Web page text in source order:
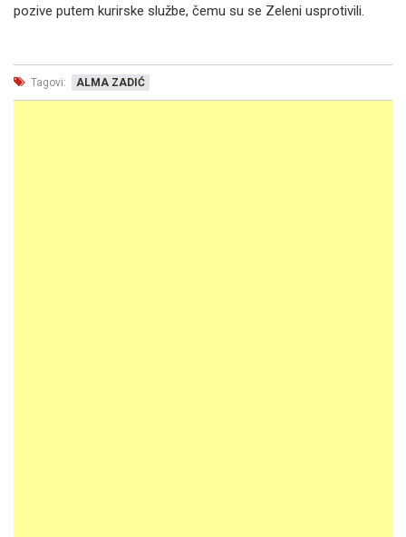
pozive putem kurirske službe, čemu su se Zeleni usprotivili.
Tagovi: ALMA ZADIĆ